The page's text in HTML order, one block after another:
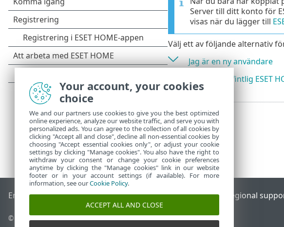
Server till ditt konto för
visas när du lägger till
Välj ett av följande alternativ
Jag är en ny användare
Jag är en befintlig ESET
End of LifeESET kunskapsbasESET forumESET Status Portal Regional
© 1992 - 2026 ESET, spol. s r.o. – med ensamrätt.
Your account, your cookies
choice
We and our partners use cookies to give you the best optimized
online experience, analyze our website traffic, and serve you with
personalized ads. You can agree to the collection of all cookies by
clicking "Accept all and close", decline all non-essential cookies by
choosing "Accept essential cookies only", or adjust your cookie
settings by clicking "Manage cookies". You also have the right to
withdraw your consent or change your cookie preferences
anytime by clicking the "Manage cookies" link in our website
footer or in your account settings (if available). For more
information, see ourCookie Policy.
ACCEPT ALL AND CLOSE